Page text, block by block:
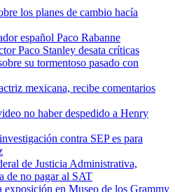
los planes de cambio hacía
español Paco Rabanne
Paco Stanley desata críticas
su tormentoso pasado con
mexicana, recibe comentarios
no haber despedido a Henry
contra SEP es para
de Justicia Administrativa,
de no pagar al SAT
exposición en Museo de los Grammy